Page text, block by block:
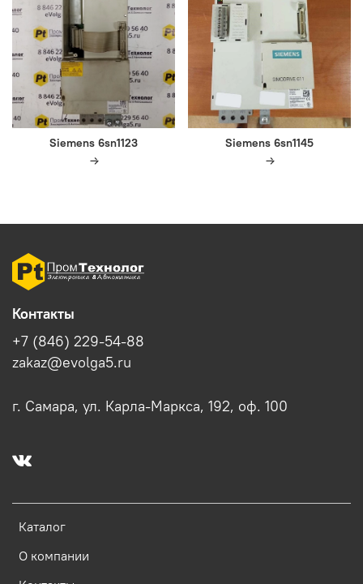
Siemens 6sn1123 Siemens 6sn1145
Каталог
О компании
Контакты
+7 (846) 229-54-88
zakaz@evolga5.ru
г. Самара, ул. Карла-Маркса, 192, оф. 100